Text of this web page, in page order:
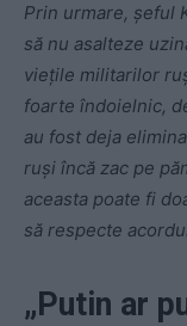
Prin urmare, șeful
să nu asalteze
viețile militarilor
foarte îndoielnic,
au fost deja
ruși încă zac pe
aceasta poate fi
să respecte
„Putin ar